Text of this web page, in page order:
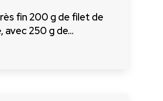
fin 200 g de filet de
avec 250 g de…